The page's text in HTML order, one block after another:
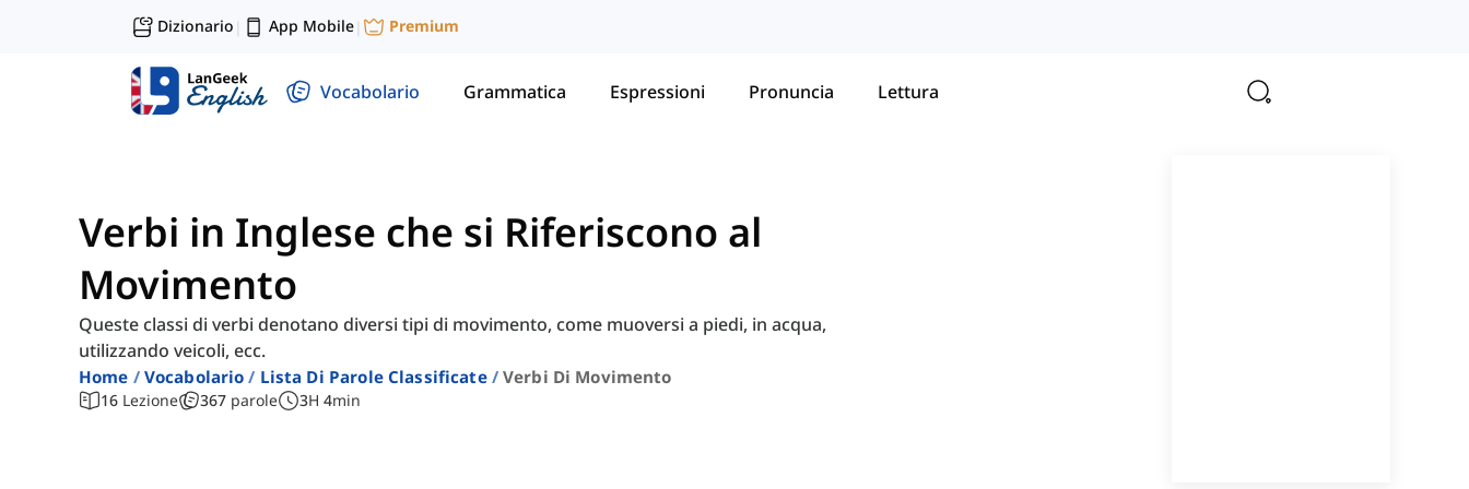
Dizionario | App Mobile| Premium
Vocabolario Grammatica Espressioni Pronuncia Lettura
Verbi in Inglese che si Riferiscono al
Movimento
Queste classi di verbi denotano diversi tipi di movimento, come muoversi a piedi, in acqua,
utilizzando veicoli, ecc.
Home Vocabolario Lista Di Parole Classificate Verbi Di Movimento
16 Lezione 367 parole 3H 4min